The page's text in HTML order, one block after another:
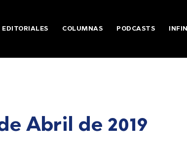
EDITORIALES COLUMNAS PODCASTS
Abril de 2019